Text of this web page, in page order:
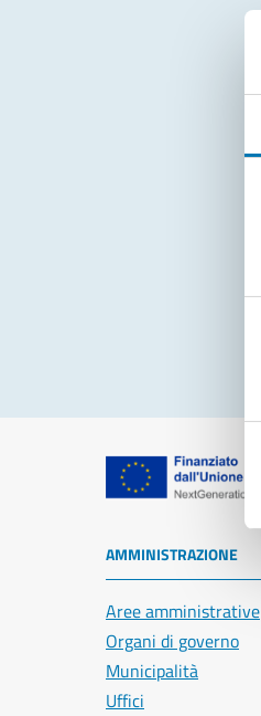
AMMINISTRAZIONE
Aree amministrative
Organi di governo
Municipalità
Uffici